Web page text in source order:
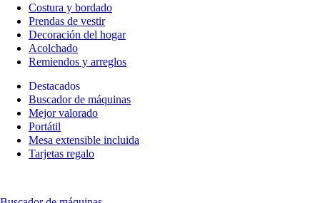
Costura y bordado
Prendas de vestir
Decoración del hogar
Acolchado
Remiendos y arreglos
Destacados
Buscador de máquinas
Mejor valorado
Portátil
Mesa extensible incluida
Tarjetas regalo